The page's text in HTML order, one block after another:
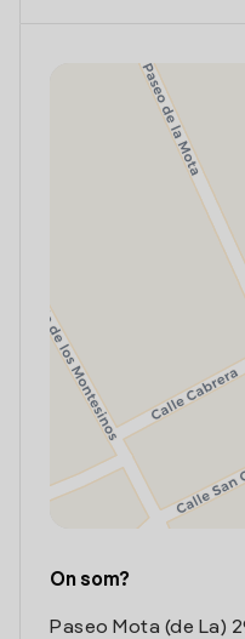
On som?
Paseo Mota (de La)